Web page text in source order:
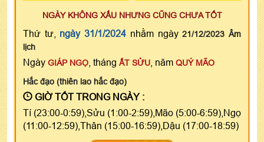
NGÀY KHÔNG XẤU NHƯNG CŨNG CHƯA TỐT
Thứ tư, ngày 31/1/2024 nhằm ngày21/12/2023 Âm
lịch
Ngày GIÁP NGỌ , tháng ẤT SỬU , năm QUÝ MÃO
Hắc đạo (thiên lao hắc đạo)
GIỜ TỐT TRONG NGÀY :
Tí (23:00-0:59),Sửu (1:00-2:59),Mão (5:00-6:59),Ngọ
(11:00-12:59),Thân (15:00-16:59),Dậu (17:00-18:59)